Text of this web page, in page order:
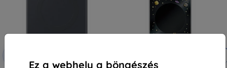
Ez a webhely a böngészéskuponnal